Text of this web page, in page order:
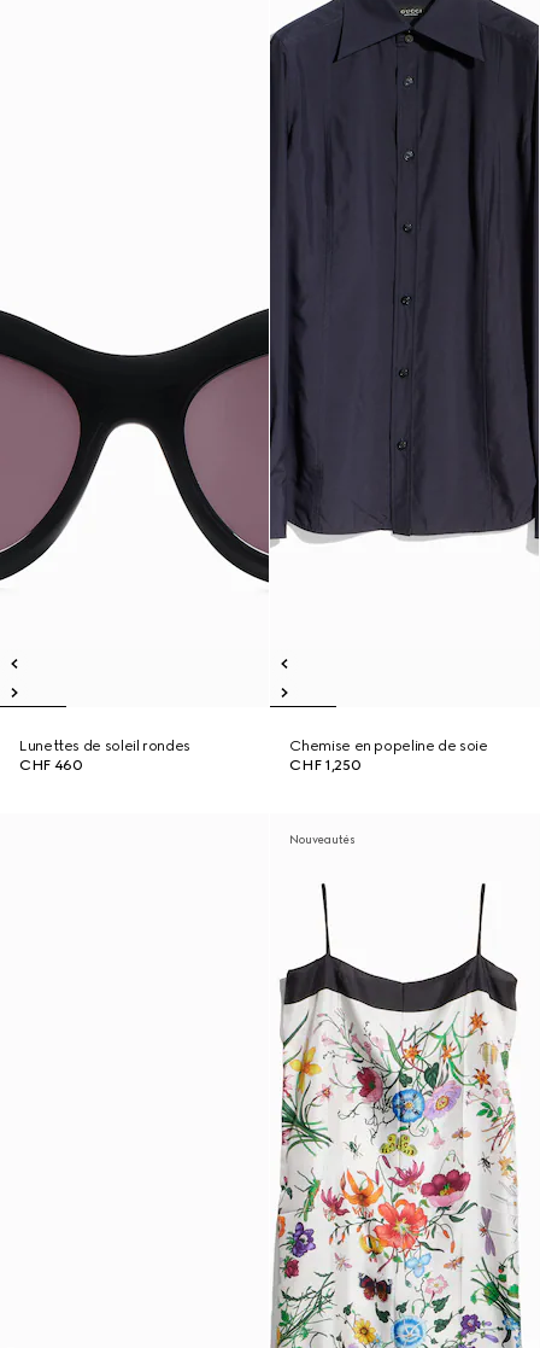
Lunettes de soleil rondes
CHF 460
Chemise en popeline de soie
CHF 1,250
Nouveautés